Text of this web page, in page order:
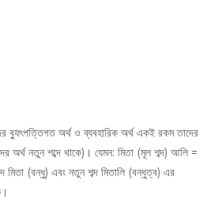
ব্যুৎপত্তিগত অর্থ ও ব্যবহারিক অর্থ একই রকম তাদের
অর্থ নতুন শব্দে থাকে)। যেমন: মিতা (মূল শব্দ) আলি =
মিতা (বন্ধু) এবং নতুন শব্দ মিতালি (বন্ধুত্ব) এর